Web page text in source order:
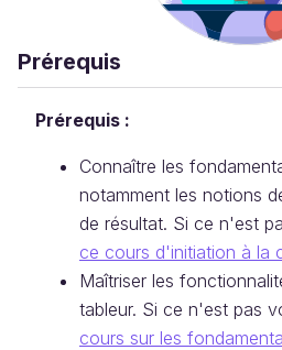
Prérequis
Prérequis :
Connaître les
notamment les notions
de résultat. Si ce n'est
ce cours d'initiation à la
Maîtriser les
tableur. Si ce n'est pas
cours sur les